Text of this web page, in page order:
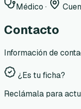
Médico ·
Contacto
Información de
¿Es tu ficha?
Reclámala para